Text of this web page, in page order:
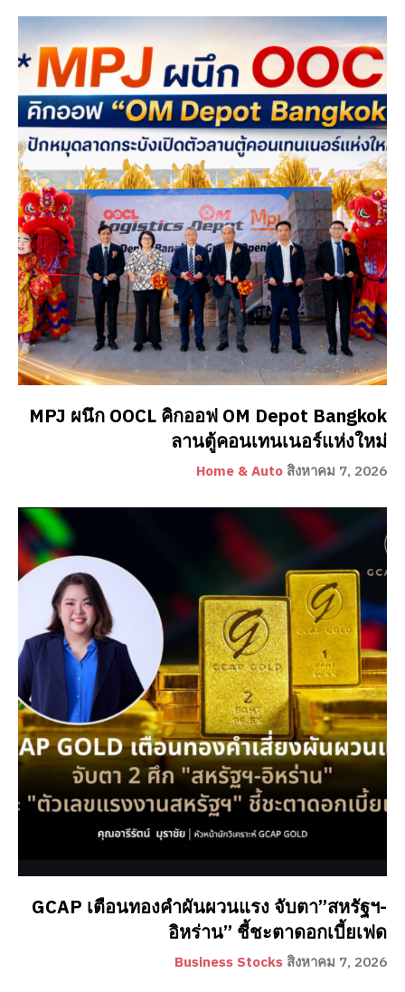
MPJ ผนึก OOCL คิกออฟ OM Depot Bangkok
ลานตู้คอนเทนเนอร์แห่งใหม่
Home & Auto สิงหาคม 7, 2026
GCAP เตือนทองคำผันผวนแรง จับตา”สหรัฐฯ-
อิหร่าน” ชี้ชะตาดอกเบี้ยเฟด
Business Stocks สิงหาคม 7, 2026